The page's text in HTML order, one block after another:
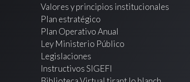
Valores y principios institucionales
Plan estratégico
Plan Operativo Anual
Ley Ministerio Público
Legislaciones
Instructivos SIGEFI